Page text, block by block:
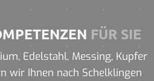
FÜR SIE
Edelstahl, Messing, Kupfer
wir Ihnen nach Schelklingen